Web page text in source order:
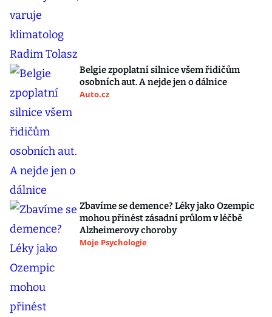
Belgie zpoplatní silnice všem řidičům
osobních aut. A nejde jen o dálnice
Auto.cz
Zbavíme se demence? Léky jako Ozempic
mohou přinést zásadní průlom v léčbě
Alzheimerovy choroby
Moje Psychologie